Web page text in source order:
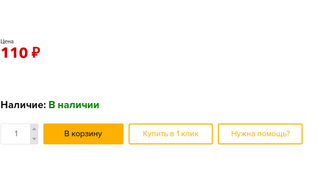
Цена
110 ₽
Наличие: В наличии
В корзину Купить в 1 клик Нужна помощь?